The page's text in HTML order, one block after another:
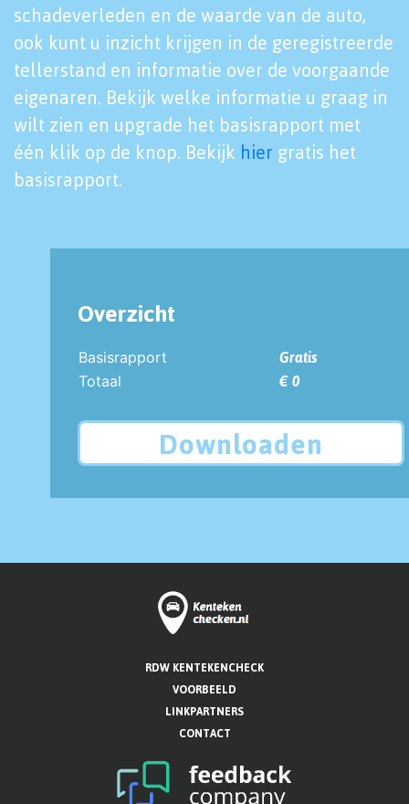
schadeverleden en de waarde van de auto,
ook kunt u inzicht krijgen in de geregistreerde
tellerstand en informatie over de voorgaande
eigenaren. Bekijk welke informatie u graag in
wilt zien en upgrade het basisrapport met
één klik op de knop. Bekijk hier gratis het
basisrapport.
Overzicht
Basisrapport
Gratis
Totaal
€ 0
Downloaden
RDW KENTEKENCHECK
VOORBEELD
LINKPARTNERS
CONTACT